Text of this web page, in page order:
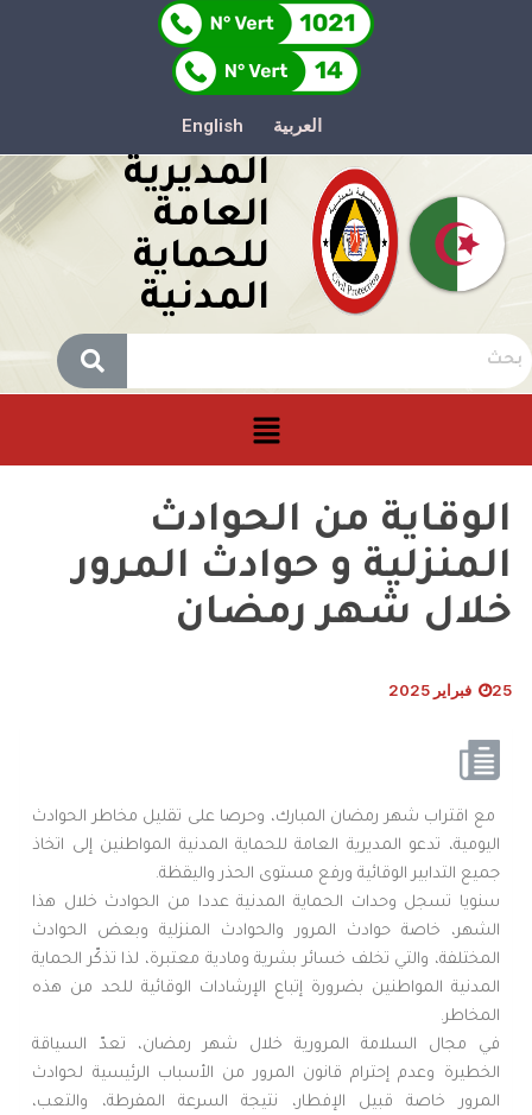
العربية English
المديرية
العامة
للحماية
المدنية
الوقاية من الحوادث
المنزلية و حوادث المرور
خلال شهر رمضان
25 فبراير 2025
مع اقتراب شهر رمضان المبارك، وحرصا على تقليل مخاطر الحوادث
اليومية، تدعو المديرية العامة للحماية المدنية المواطنين إلى اتخاذ
جميع التدابير الوقائية ورفع مستوى الحذر واليقظة.
سنويا تسجل وحدات الحماية المدنية عددا من الحوادث خلال هذا
الشهر، خاصة حوادث المرور والحوادث المنزلية وبعض الحوادث
المختلفة، والتي تخلف خسائر بشرية ومادية معتبرة، لذا تذكّر الحماية
المدنية المواطنين بضرورة إتباع الإرشادات الوقائية للحد من هذه
المخاطر.
في مجال السلامة المرورية خلال شهر رمضان، تعدّ السياقة
الخطيرة وعدم إحترام قانون المرور من الأسباب الرئيسية لحوادث
المرور خاصة قبيل الإفطار، نتيجة السرعة المفرطة، والتعب،